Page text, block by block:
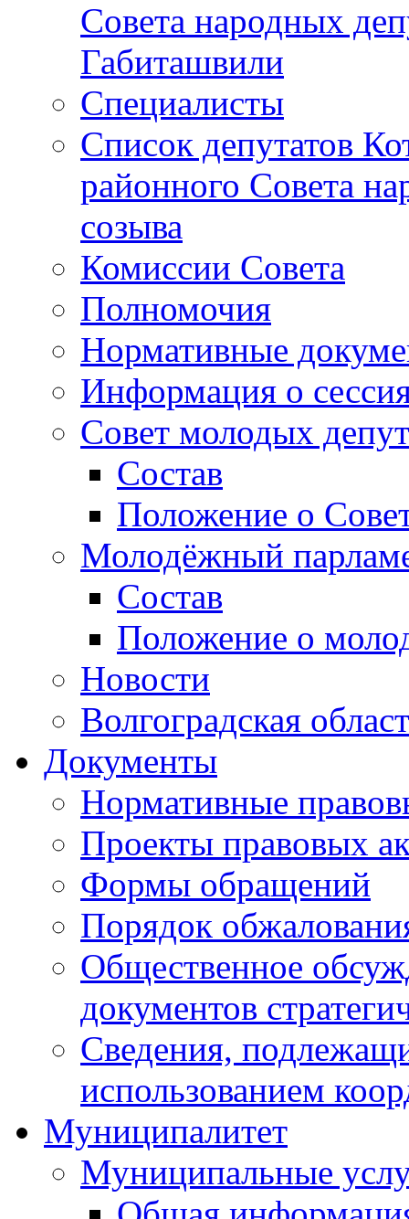
Совета народных
Габиташвили
Специалисты
Список депутатов
районного Совета
созыва
Комиссии Совета
Полномочия
Нормативные
Информация о
Совет молодых
Состав
Положение о
Молодёжный
Состав
Положение о
Новости
Волгоградская
Документы
Нормативные
Проекты правовых
Формы обращений
Порядок
Общественное
документов
Сведения,
использованием
Муниципалитет
Муниципальные